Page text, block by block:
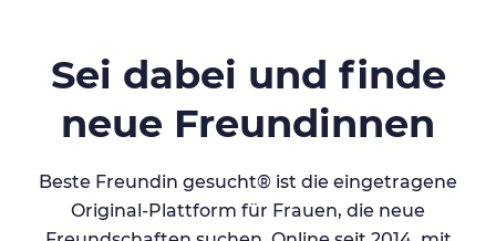
Sei dabei und finde
neue Freundinnen
Beste Freundin gesucht® ist die eingetragene
Original-Plattform für Frauen, die neue